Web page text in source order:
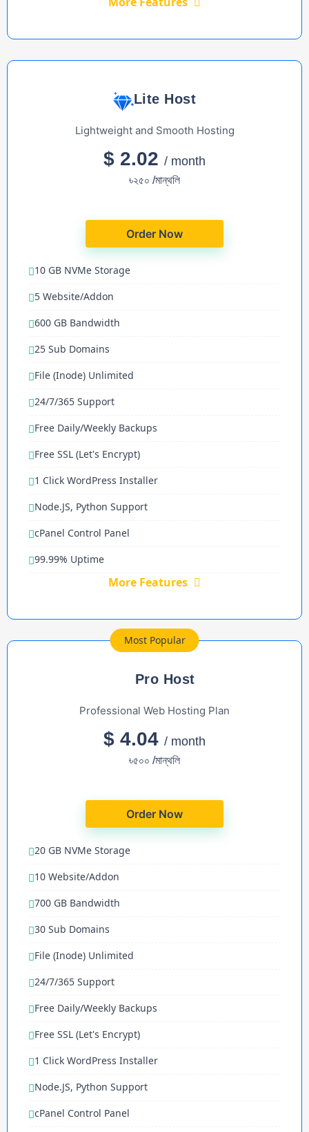
Lite Host
Lightweight and Smooth Hosting
$ 2.02 / month
৳২৫০ /মান্থলি
Order Now
10 GB NVMe Storage
5 Website/Addon
600 GB Bandwidth
25 Sub Domains
File (Inode) Unlimited
24/7/365 Support
Free Daily/Weekly Backups
Free SSL (Let's Encrypt)
1 Click WordPress Installer
Node.JS, Python Support
cPanel Control Panel
99.99% Uptime
More Features
Most Popular
Pro Host
Professional Web Hosting Plan
$ 4.04 / month
৳৫০০ /মান্থলি
Order Now
20 GB NVMe Storage
10 Website/Addon
700 GB Bandwidth
30 Sub Domains
File (Inode) Unlimited
24/7/365 Support
Free Daily/Weekly Backups
Free SSL (Let's Encrypt)
1 Click WordPress Installer
Node.JS, Python Support
cPanel Control Panel